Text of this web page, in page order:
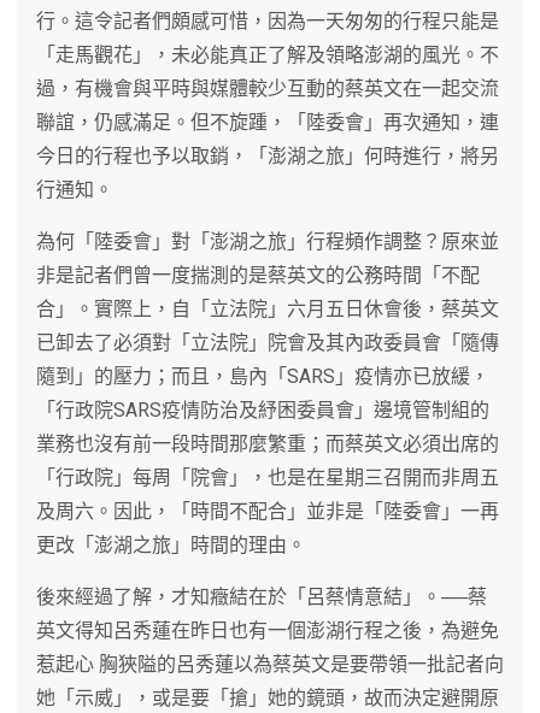
行。這令記者們頗感可惜，因為一天匆匆的行程只能是
「走馬觀花」，未必能真正了解及領略澎湖的風光。不
過，有機會與平時與媒體較少互動的蔡英文在一起交流
聯誼，仍感滿足。但不旋踵，「陸委會」再次通知，連
今日的行程也予以取銷，「澎湖之旅」何時進行，將另
行通知。
為何「陸委會」對「澎湖之旅」行程頻作調整？原來並
非是記者們曾一度揣測的是蔡英文的公務時間「不配
合」。實際上，自「立法院」六月五日休會後，蔡英文
已卸去了必須對「立法院」院會及其內政委員會「隨傳
隨到」的壓力；而且，島內「SARS」疫情亦已放緩，
「行政院SARS疫情防治及紓困委員會」邊境管制組的
業務也沒有前一段時間那麼繁重；而蔡英文必須出席的
「行政院」每周「院會」，也是在星期三召開而非周五
及周六。因此，「時間不配合」並非是「陸委會」一再
更改「澎湖之旅」時間的理由。
後來經過了解，才知癥結在於「呂蔡情意結」。──蔡
英文得知呂秀蓮在昨日也有一個澎湖行程之後，為避免
惹起心 胸狹隘的呂秀蓮以為蔡英文是要帶領一批記者向
她「示威」，或是要「搶」她的鏡頭，故而決定避開原